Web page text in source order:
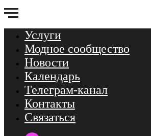
Услуги
Модное сообщество
Новости
Календарь
Телеграм-канал
Контакты
Связаться